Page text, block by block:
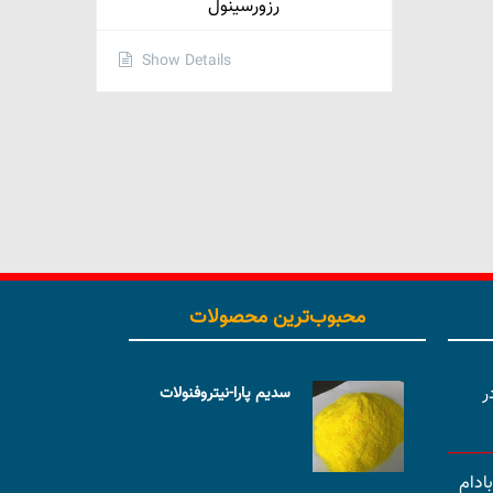
رزورسینول
Show Details
محبوب‌ترین محصولات
سدیم پارا-نیتروفنولات